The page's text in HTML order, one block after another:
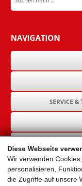
Diese Webseite
Wir verwenden
personalisieren,
die Zugriffe auf unsere
NAVIGATION
SERVICE &